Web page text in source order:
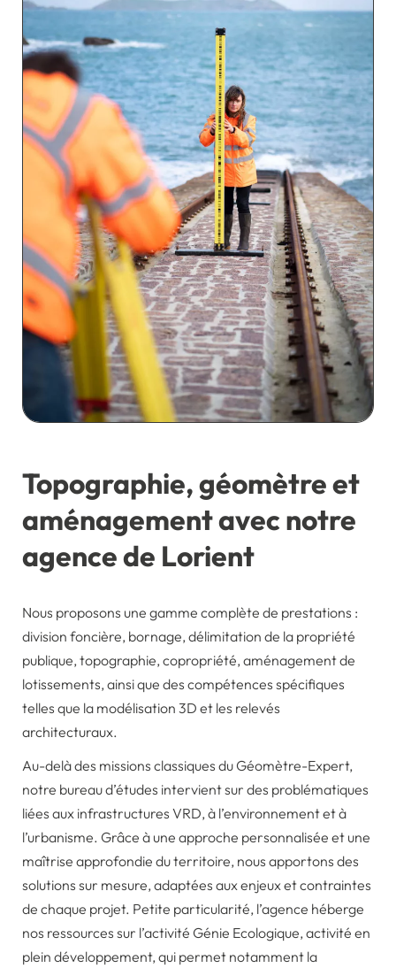
Topographie, géomètre et
aménagement avec notre
agence de Lorient
Nous proposons une gamme complète de prestations :
division foncière, bornage, délimitation de la propriété
publique, topographie, copropriété, aménagement de
lotissements, ainsi que des compétences spécifiques
telles que la modélisation 3D et les relevés
architecturaux.
Au-delà des missions classiques du Géomètre-Expert,
notre bureau d’études intervient sur des problématiques
liées aux infrastructures VRD, à l’environnement et à
l’urbanisme. Grâce à une approche personnalisée et une
maîtrise approfondie du territoire, nous apportons des
solutions sur mesure, adaptées aux enjeux et contraintes
de chaque projet. Petite particularité, l’agence héberge
nos ressources sur l’activité Génie Ecologique, activité en
plein développement, qui permet notamment la